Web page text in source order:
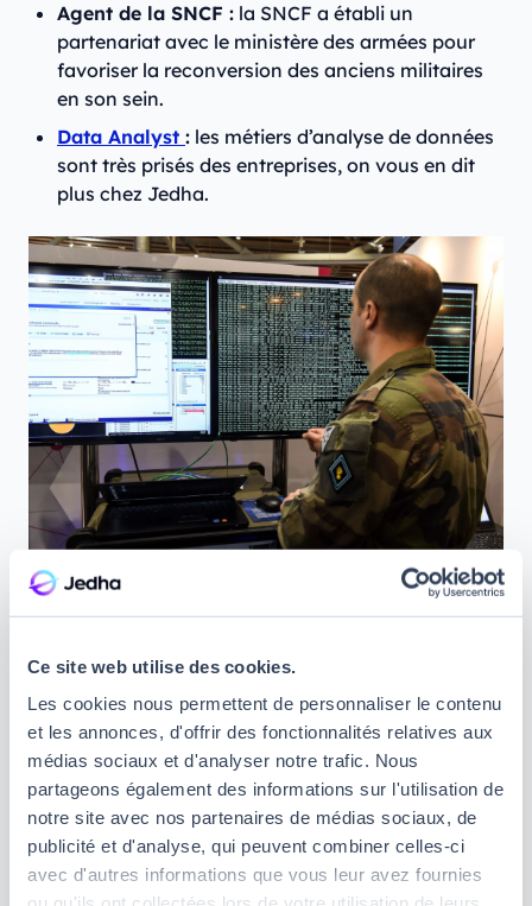
Ce site web utilise des cookies.
Les cookies nous permettent de personnaliser le contenu
et les annonces, d'offrir des fonctionnalités relatives aux
médias sociaux et d'analyser notre trafic. Nous
partageons également des informations sur l'utilisation de
notre site avec nos partenaires de médias sociaux, de
publicité et d'analyse, qui peuvent combiner celles-ci
avec d'autres informations que vous leur avez fournies
Agent de la SNCF : la SNCF a établi un
partenariat avec le ministère des armées pour
favoriser la reconversion des anciens militaires
en son sein.
Data Analyst : les métiers d’analyse de données
sont très prisés des entreprises, on vous en dit
plus chez Jedha.
quand on est militaire ?
La reconversion est un droit pour les militaires et un
objectif pour le ministère des armées, qui recrute un
public jeune pour le dynamisme de ses opérations,
et s’engage à accompagner ses recrues dans la
continuation de leurs carrières. C’est pourquoi il
existe un certain nombre d’aides disponibles :